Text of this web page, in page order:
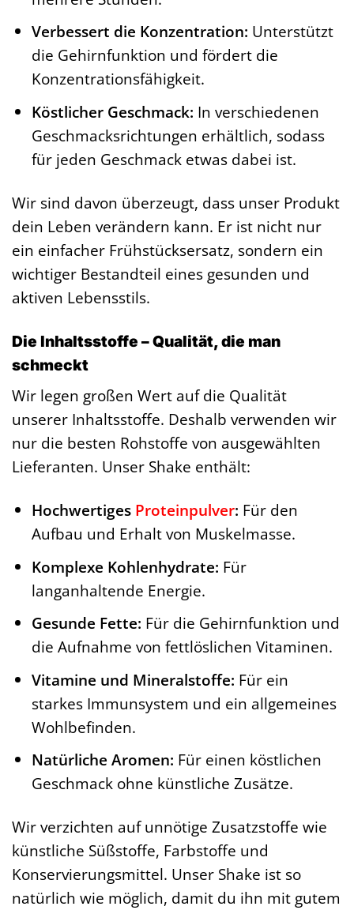
Verbessert die Konzentration: Unterstützt
die Gehirnfunktion und fördert die
Konzentrationsfähigkeit.
Köstlicher Geschmack: In verschiedenen
Geschmacksrichtungen erhältlich, sodass
für jeden Geschmack etwas dabei ist.
Wir sind davon überzeugt, dass unser Produkt
dein Leben verändern kann. Er ist nicht nur
ein einfacher Frühstücksersatz, sondern ein
wichtiger Bestandteil eines gesunden und
aktiven Lebensstils.
Die Inhaltsstoffe – Qualität, die man
schmeckt
Wir legen großen Wert auf die Qualität
unserer Inhaltsstoffe. Deshalb verwenden wir
nur die besten Rohstoffe von ausgewählten
Lieferanten. Unser Shake enthält:
Hochwertiges Proteinpulver: Für den
Aufbau und Erhalt von Muskelmasse.
Komplexe Kohlenhydrate: Für
langanhaltende Energie.
Gesunde Fette: Für die Gehirnfunktion und
die Aufnahme von fettlöslichen Vitaminen.
Vitamine und Mineralstoffe: Für ein
starkes Immunsystem und ein allgemeines
Wohlbefinden.
Natürliche Aromen: Für einen köstlichen
Geschmack ohne künstliche Zusätze.
Wir verzichten auf unnötige Zusatzstoffe wie
künstliche Süßstoffe, Farbstoffe und
Konservierungsmittel. Unser Shake ist so
natürlich wie möglich, damit du ihn mit gutem